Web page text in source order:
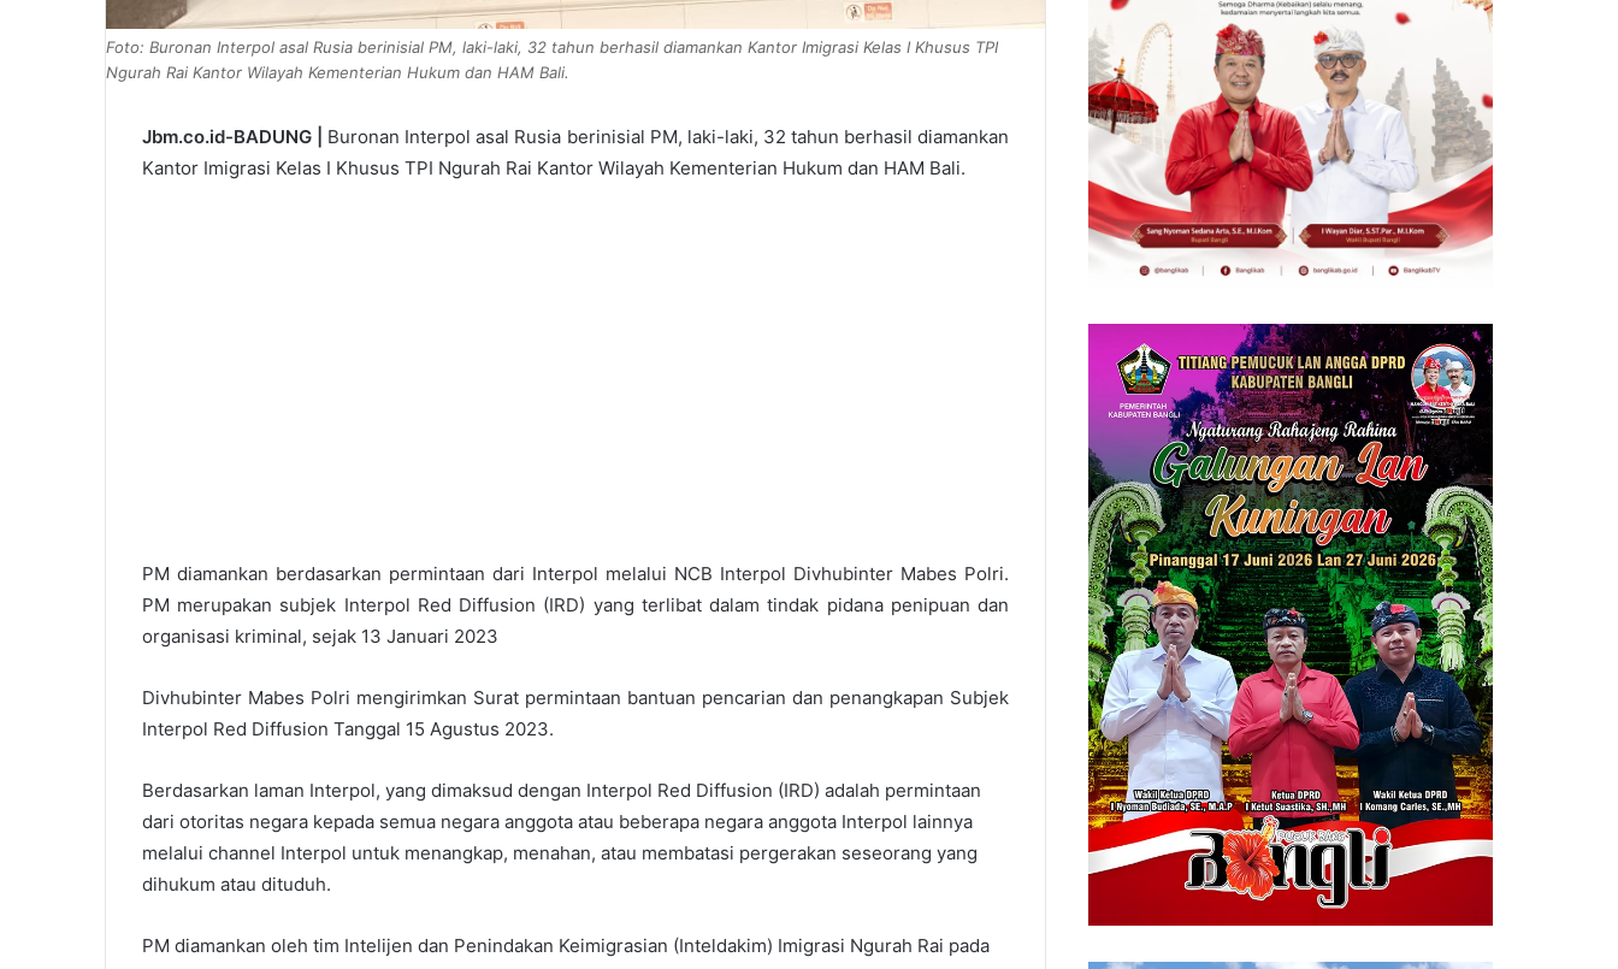
Foto: Buronan Interpol asal Rusia berinisial PM, laki-laki, 32 tahun berhasil diamankan Kantor Imigrasi Kelas I Khusus TPI
Ngurah Rai Kantor Wilayah Kementerian Hukum dan HAM Bali.
Jbm.co.id-BADUNG |
Buronan Interpol asal Rusia berinisial PM, laki-laki, 32 tahun berhasil diamankan
Kantor Imigrasi Kelas I Khusus TPI Ngurah Rai Kantor Wilayah Kementerian Hukum dan HAM Bali.
PM diamankan berdasarkan permintaan dari Interpol melalui NCB Interpol Divhubinter Mabes Polri.
PM merupakan subjek Interpol Red Diffusion (IRD) yang terlibat dalam tindak pidana penipuan dan
organisasi kriminal, sejak 13 Januari 2023
Divhubinter Mabes Polri mengirimkan Surat permintaan bantuan pencarian dan penangkapan Subjek
Interpol Red Diffusion Tanggal 15 Agustus 2023.
Berdasarkan laman Interpol, yang dimaksud dengan Interpol Red Diffusion (IRD) adalah permintaan
dari otoritas negara kepada semua negara anggota atau beberapa negara anggota Interpol lainnya
melalui channel Interpol untuk menangkap, menahan, atau membatasi pergerakan seseorang yang
dihukum atau dituduh.
PM diamankan oleh tim Intelijen dan Penindakan Keimigrasian (Inteldakim) Imigrasi Ngurah Rai pada